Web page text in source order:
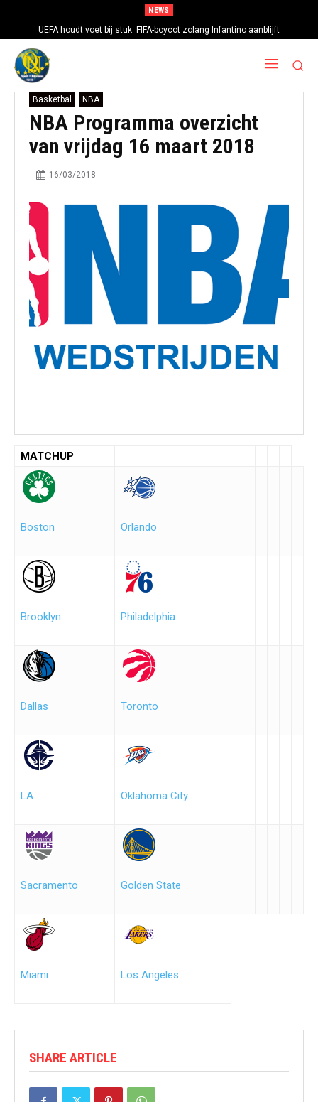
NEWS
UEFA houdt voet bij stuk: FIFA-boycot zolang Infantino aanblijft
Basketbal NBA
NBA Programma overzicht
van vrijdag 16 maart 2018
16/03/2018
MATCHUP
Boston Orlando
Brooklyn Philadelphia
Dallas Toronto
LA Oklahoma City
Sacramento Golden State
Miami Los Angeles
SHARE ARTICLE